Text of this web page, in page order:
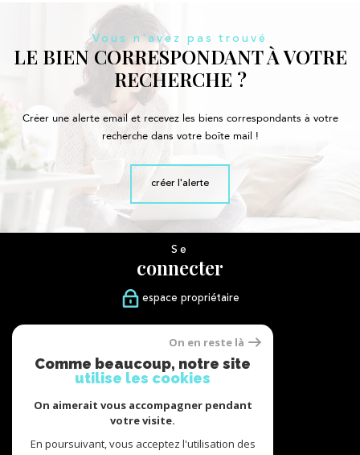
Vous n'avez pas trouvé
LE BIEN CORRESPONDANT À VOTRE
RECHERCHE ?
Créer une alerte email et recevez les biens correspondants à votre
recherche dans votre boîte mail !
créer l'alerte
Se
connecter
espace propriétaire
suivre
Nous
adhérons
On en reste là
Comme beaucoup, notre site
utilise les cookies
On aimerait vous accompagner pendant
votre visite.
En poursuivant, vous acceptez l'utilisation des